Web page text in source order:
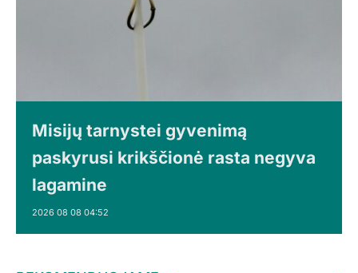
Misijų tarnystei gyvenimą
paskyrusi krikščionė rasta negyva
lagamine
2026 08 08 04:52